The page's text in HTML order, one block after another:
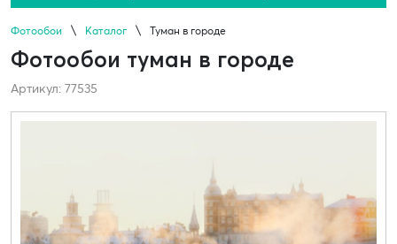
Фотообои Каталог Туман в городе
Фотообои туман в городе
Артикул: 77535